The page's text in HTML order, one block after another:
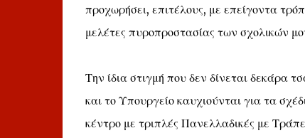
προχωρήσει, επιτέλους, με επείγοντα
μελέτες πυροπροστασίας των σχολικών
Την ίδια στιγμή που δεν δίνεται δεκάρα
και το Υπουργείο καυχιούνται για τα
κέντρο με τριπλές Πανελλαδικές με